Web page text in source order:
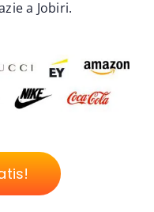
a Jobiri.